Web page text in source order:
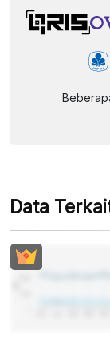
Data